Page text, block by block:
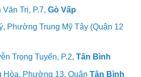
Trị, P.7, Gò Vấp
Phường Trung Mỹ Tây (Quận 12
Trọng Tuyển, P.2, Tân Bình
Hòa, Phường 13, Quận Tân Bình